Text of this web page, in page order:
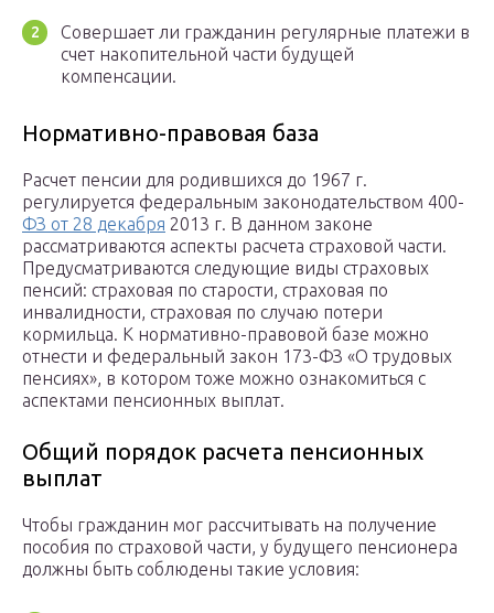
Совершает ли гражданин регулярные платежи в
счет накопительной части будущей
компенсации.
Нормативно-правовая база
Расчет пенсии для родившихся до 1967 г.
регулируется федеральным законодательством 400-
ФЗ от 28 декабря 2013 г. В данном законе
рассматриваются аспекты расчета страховой части.
Предусматриваются следующие виды страховых
пенсий: страховая по старости, страховая по
инвалидности, страховая по случаю потери
кормильца. К нормативно-правовой базе можно
отнести и федеральный закон 173-ФЗ «О трудовых
пенсиях», в котором тоже можно ознакомиться с
аспектами пенсионных выплат.
Общий порядок расчета пенсионных
выплат
Чтобы гражданин мог рассчитывать на получение
пособия по страховой части, у будущего пенсионера
должны быть соблюдены такие условия: